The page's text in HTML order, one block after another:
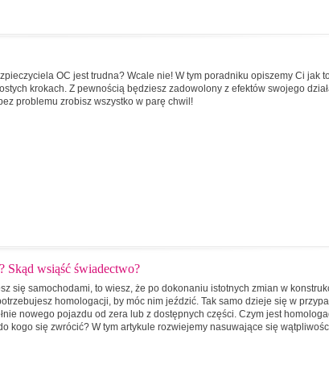
OC jest trudna? Wcale nie! W tym poradniku opiszemy Ci jak
krokach. Z pewnością będziesz zadowolony z efektów swojego
problemu zrobisz wszystko w parę chwil!
Skąd wsiąść świadectwo?
się samochodami, to wiesz, że po dokonaniu istotnych zmian w
homologacji, by móc nim jeździć. Tak samo dzieje się w
nowego pojazdu od zera lub z dostępnych części. Czym jest
kogo się zwrócić? W tym artykule rozwiejemy nasuwające się